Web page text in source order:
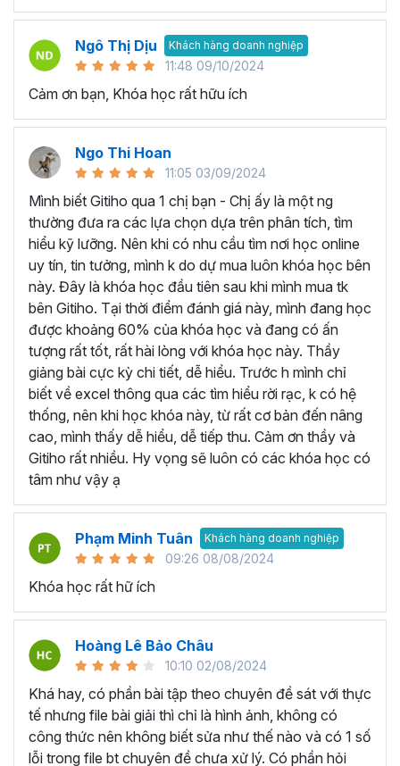
đáng kể.
Tăng cơ hội nghề nghiệp:Khi trở thành người thành
thạo công cụ Excel, bạn sẽ có lợi thế rất lớn khi ứng tuyển
và được đề cao hơn trong công việc.
ONLINE NÀY?
Cách để tự học Excel hiệu quả?
Chúng ta hoàn toàn có thể tự học Excel ngay tại nhà thay
vì tốn thời gian đến trung tâm tin học văn phòng hay lớp
học thêm. Một vài lời khuyên giúp bạn có thể chinh phục
kiến thức Excel và áp dụng trong công việc hiệu quả như
sau:
Xác định ràng mục tiêu của bạn khi học Excel:
Bạn hãy tập trung học những kỹ năng cụ thể mà bạn
muốn phát triển ví dụ như: Hàm Excel, biểu đồ Excel,
VBA Excel… thay vì học lan man tất cả các kiến
thức liên quan không có trọng tâm.
Học thông qua video hướng dẫn:Bạn có thể tìm
kiếm các video liên quan đến bài học Excel mà bạn
đang cần trên các trang mạng như Youtube,
Facebook, Tiktok,... Với nguồn tài liệu phong phú và
gian nào chỉ cần có thiết bị kết nối internet. Tuy
nhiên, bạn sẽ cần tốn thời nhiều thời gian để tìm kiếm
các bài giảng dạy về Excel chất lượng và các bài
giảng phân tán không theo lộ trình cụ thể. Bởi vậy,
sẽ là 1 giải pháp giúp bạn tiết kiệm thời gian và tiền
bạc.
Học qua sách hướng dẫn:Hiện nay trên thị trường
có nhiều loại sách giúp bạn tự học Excel ngay tại
nhà như Hướng dẫn sử dụng Excel cho người tự
học, Excel ứng dụng văn phòng từ cơ bản đến nâng
cao,... với cách học này bạn sẽ có thể học qua các
Ngô Thị Dịu Khách hàng doanh nghiệp
11:48 09/10/2024
Cảm ơn bạn, Khóa học rất hữu ích
Ngo Thi Hoan
11:05 03/09/2024
Mình biết Gitiho qua 1 chị bạn - Chị ấy là một ng
thường đưa ra các lựa chọn dựa trên phân tích, tìm
hiểu kỹ lưỡng. Nên khi có nhu cầu tìm nơi học online
uy tín, tin tưởng, mình k do dự mua luôn khóa học bên
này. Đây là khóa học đầu tiên sau khi mình mua tk
bên Gitiho. Tại thời điểm đánh giá này, mình đang học
được khoảng 60% của khóa học và đang có ấn
tượng rất tốt, rất hài lòng với khóa học này. Thầy
giảng bài cực kỳ chi tiết, dễ hiểu. Trước h mình chỉ
biết về excel thông qua các tìm hiểu rời rạc, k có hệ
thống, nên khi học khóa này, từ rất cơ bản đến nâng
cao, mình thấy dễ hiểu, dễ tiếp thu. Cảm ơn thầy và
Gitiho rất nhiều. Hy vọng sẽ luôn có các khóa học có
tâm như vậy ạ
Phạm Minh Tuân Khách hàng doanh nghiệp
09:26 08/08/2024
Khóa học rất hữ ích
Hoàng Lê Bảo Châu
10:10 02/08/2024
Khá hay, có phần bài tập theo chuyên đề sát với thực
tế nhưng file bài giải thì chỉ là hình ảnh, không có
công thức nên không biết sửa như thế nào và có 1 số
lỗi trong file bt chuyên đề chưa xử lý. Có phần hỏi